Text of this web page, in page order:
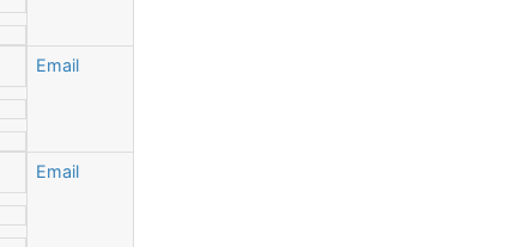
Email
Email